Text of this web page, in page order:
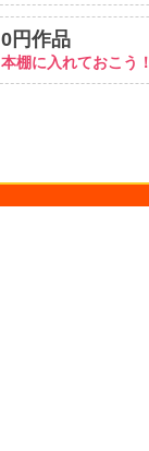
0円作品
本棚に入れておこう！